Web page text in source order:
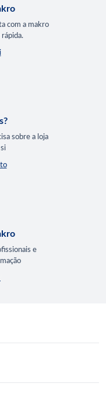
com a makro
sobre a loja
e